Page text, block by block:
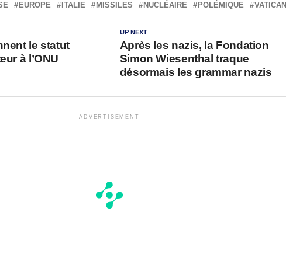
EUROPE ITALIE MISSILES NUCLÉAIRE POLÉMIQUE VATICAN
UP NEXT
Après les nazis, la Fondation
Simon Wiesenthal traque
désormais les grammar nazis
le statut
à l’ONU
ADVERTISEMENT